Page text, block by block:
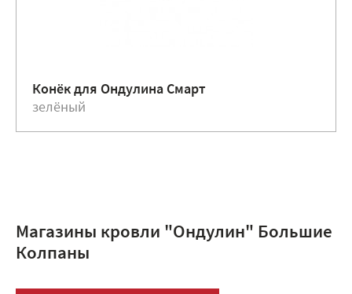
Конёк для Ондулина Смарт
зелёный
Магазины кровли "Ондулин" Большие
Колпаны